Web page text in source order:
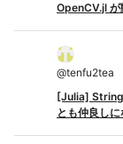
OpenCV.jl が
@tenfu2tea
[Julia]
とも仲良しに